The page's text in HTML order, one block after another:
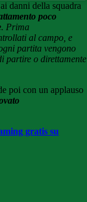
danni della squadra
poco
. Prima
al campo, e
partita vengono
partire o direttamente
poi con un applauso
gratis su